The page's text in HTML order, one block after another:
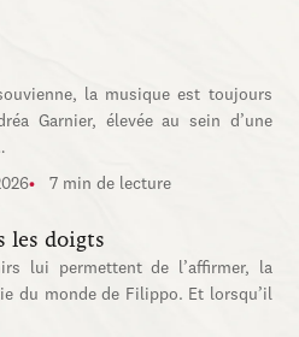
la musique est toujours
Garnier, élevée au sein d’une
7 min de lecture
les doigts
lui permettent de l’affirmer, la
du monde de Filippo. Et lorsqu’il